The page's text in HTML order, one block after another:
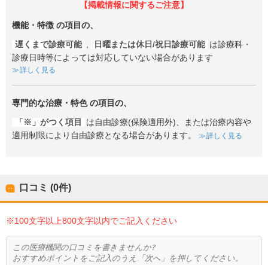
【掲載情報に関するご注意】
機能・特徴 の項目の、
遅くまで診療可能 , 日曜または休日/祝日診療可能 は診療科・
診療日時等によっては対応していない場合があります
詳しく見る
専門的な治療・特色の項目の、
「※」がつく項目
は自由診療(保険適用外)、または治療内容や
適用制限により自由診療となる場合があります。
詳しく見る
口コミ (0件)
※100文字以上800文字以内でご記入ください